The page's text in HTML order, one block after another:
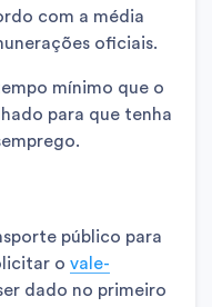
com a média
oficiais.
mínimo que o
para que tenha
público para
o vale-
dado no primeiro